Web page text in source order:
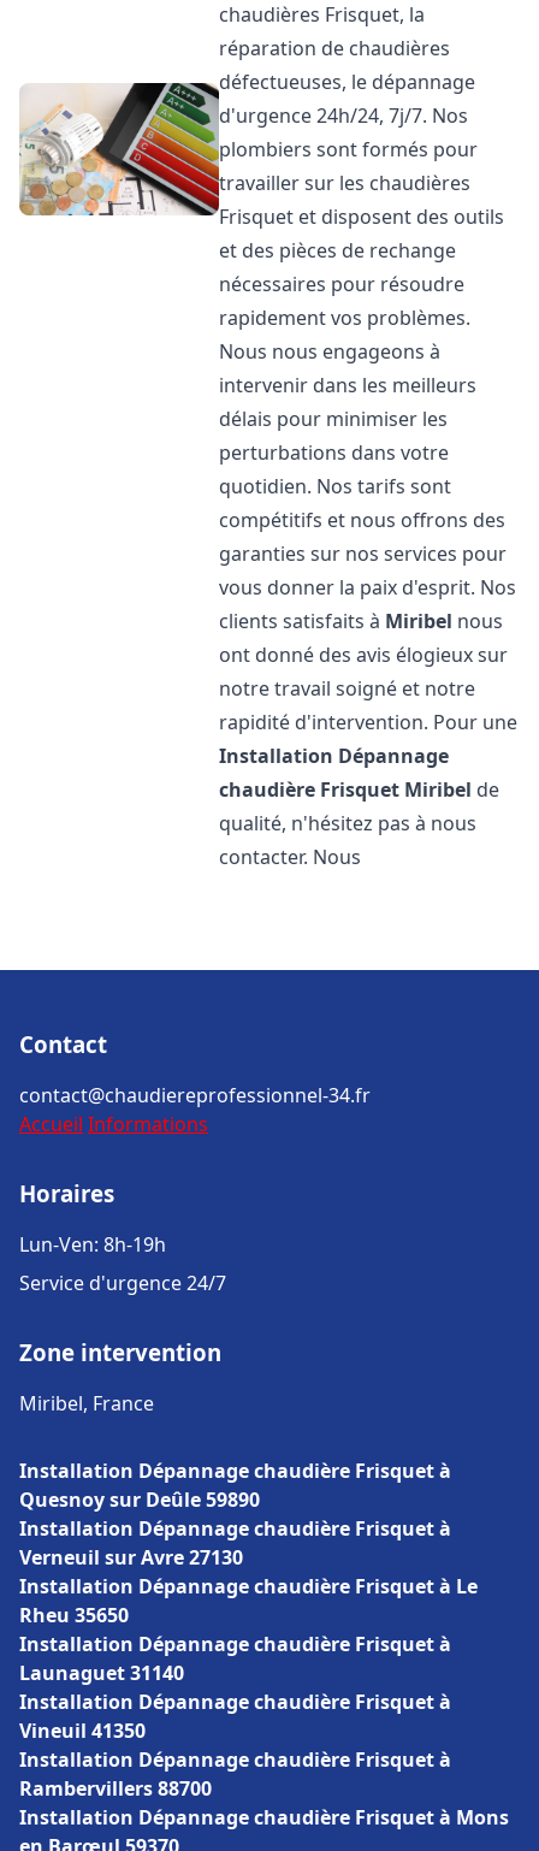
chaudières Frisquet, la
réparation de chaudières
défectueuses, le dépannage
d'urgence 24h/24, 7j/7. Nos
plombiers sont formés pour
travailler sur les chaudières
Frisquet et disposent des outils
et des pièces de rechange
nécessaires pour résoudre
rapidement vos problèmes.
Nous nous engageons à
intervenir dans les meilleurs
délais pour minimiser les
perturbations dans votre
quotidien. Nos tarifs sont
compétitifs et nous offrons des
garanties sur nos services pour
vous donner la paix d'esprit. Nos
clients satisfaits à Miribel nous
ont donné des avis élogieux sur
notre travail soigné et notre
rapidité d'intervention. Pour une
Installation Dépannage
chaudière Frisquet Miribel de
qualité, n'hésitez pas à nous
contacter. Nous
Contact
contact@chaudiereprofessionnel-34.fr
Accueil Informations
Horaires
Lun-Ven: 8h-19h
Service d'urgence 24/7
Zone intervention
Miribel, France
Installation Dépannage chaudière Frisquet à
Quesnoy sur Deûle 59890
Installation Dépannage chaudière Frisquet à
Verneuil sur Avre 27130
Installation Dépannage chaudière Frisquet à Le
Rheu 35650
Installation Dépannage chaudière Frisquet à
Launaguet 31140
Installation Dépannage chaudière Frisquet à
Vineuil 41350
Installation Dépannage chaudière Frisquet à
Rambervillers 88700
Installation Dépannage chaudière Frisquet à Mons